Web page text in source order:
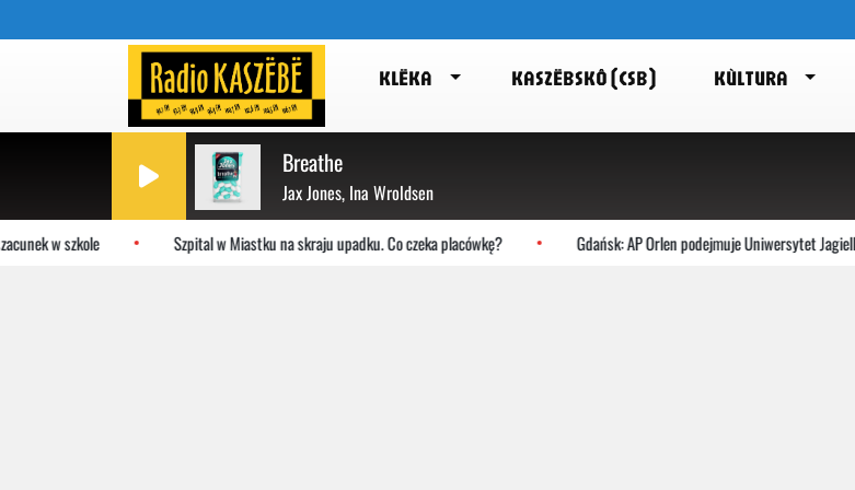
KLËKA KASZËBSKÔ (CSB) KÙLTURA
Breathe
Jax Jones, Ina Wroldsen
w szkole Szpital w Miastku na skraju upadku. Co czeka placówkę? Gdańsk: AP Orlen podejmuje Uniwersytet